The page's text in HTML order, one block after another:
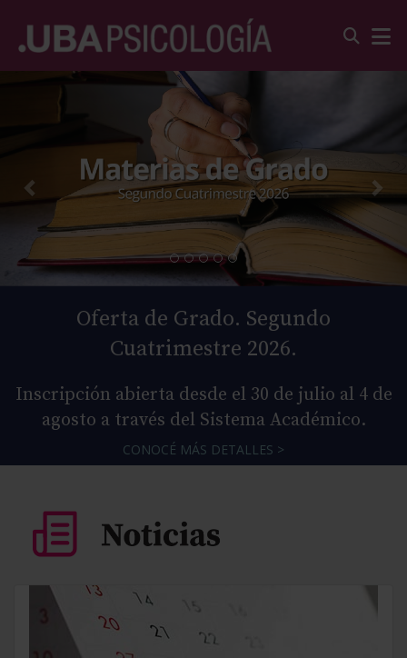
Oferta de Grado. Segundo
Cuatrimestre 2026.
Inscripción abierta desde el 30 de julio al 4 de
agosto a través del Sistema Académico.
CONOCÉ MÁS DETALLES >